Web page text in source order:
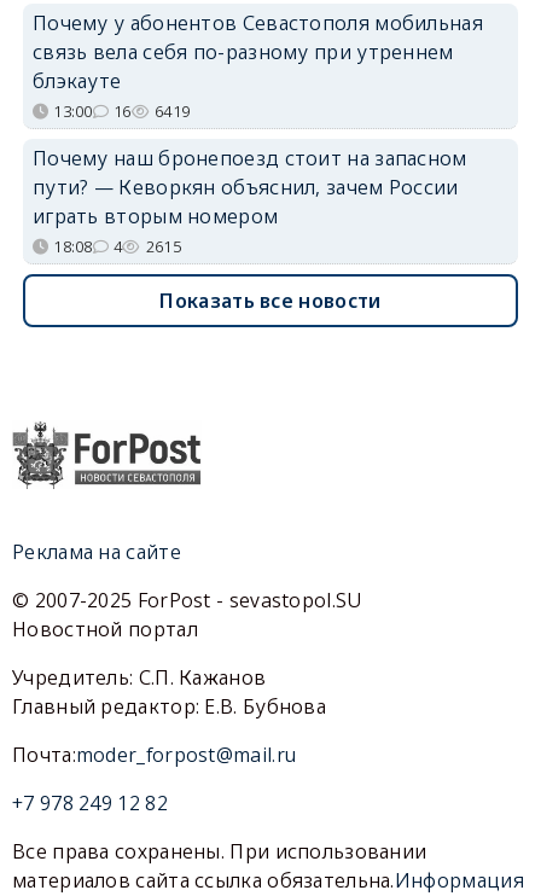
Почему у абонентов Севастополя мобильная
связь вела себя по-разному при утреннем
блэкауте
13:00 16 6419
Почему наш бронепоезд стоит на запасном
пути? — Кеворкян объяснил, зачем России
играть вторым номером
18:08 4 2615
Показать все новости
Реклама на сайте
© 2007-2025 ForPost - sevastopol.SU
Новостной портал
Учредитель: С.П. Кажанов
Главный редактор: Е.В. Бубнова
Почта:moder_forpost@mail.ru
+7 978 249 12 82
Все права сохранены. При использовании
материалов сайта ссылка обязательна.Информация